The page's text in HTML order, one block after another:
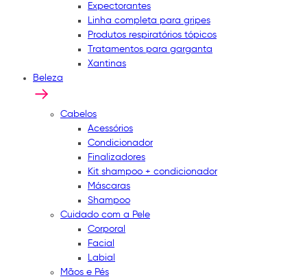
Expectorantes
Linha completa para gripes
Produtos respiratórios tópicos
Tratamentos para garganta
Xantinas
Beleza
Cabelos
Acessórios
Condicionador
Finalizadores
Kit shampoo + condicionador
Máscaras
Shampoo
Cuidado com a Pele
Corporal
Facial
Labial
Mãos e Pés